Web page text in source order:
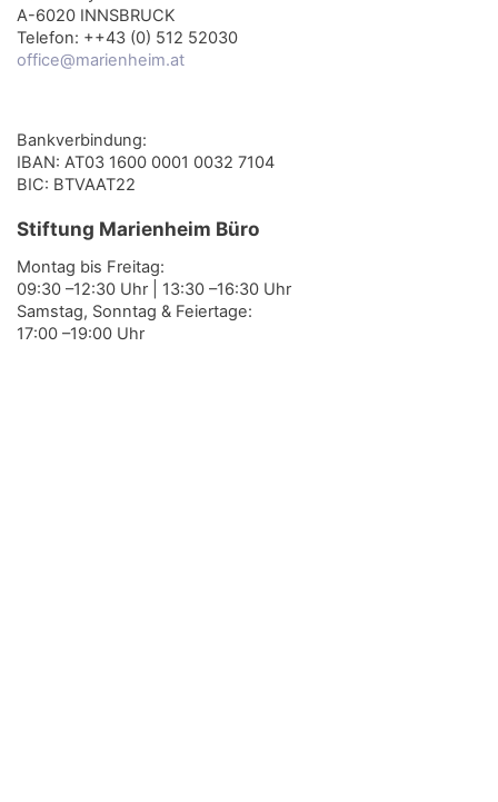
A-6020 INNSBRUCK
Telefon: ++43 (0) 512 52030
office@marienheim.at
Bankverbindung:
IBAN: AT03 1600 0001 0032 7104
BIC: BTVAAT22
Stiftung Marienheim Büro
Montag bis Freitag:
09:30 –12:30 Uhr | 13:30 –16:30 Uhr
Samstag, Sonntag & Feiertage:
17:00 –19:00 Uhr